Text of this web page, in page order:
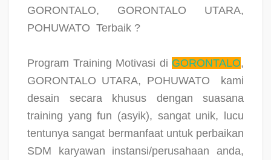
GORONTALO, GORONTALO UTARA,
POHUWATO Terbaik ?
Program Training Motivasi di GORONTALO,
GORONTALO UTARA, POHUWATO
kami
desain secara khusus dengan suasana
training yang fun (asyik), sangat unik, lucu
tentunya sangat bermanfaat untuk perbaikan
SDM karyawan instansi/perusahaan anda,